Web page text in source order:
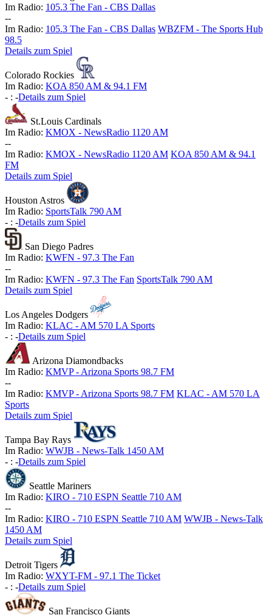
Im Radio: 105.3 The Fan - CBS Dallas
--
Im Radio: 105.3 The Fan - CBS Dallas WBZFM - The Sports Hub
98.5
Details zum Spiel
Colorado Rockies
Im Radio: KOA 850 AM & 94.1 FM
- : -Details zum Spiel
St.Louis Cardinals
Im Radio: KMOX - NewsRadio 1120 AM
--
Im Radio: KMOX - NewsRadio 1120 AM KOA 850 AM & 94.1
FM
Details zum Spiel
Houston Astros
Im Radio: SportsTalk 790 AM
- : -Details zum Spiel
San Diego Padres
Im Radio: KWFN - 97.3 The Fan
--
Im Radio: KWFN - 97.3 The Fan SportsTalk 790 AM
Details zum Spiel
Los Angeles Dodgers
Im Radio: KLAC - AM 570 LA Sports
- : -Details zum Spiel
Arizona Diamondbacks
Im Radio: KMVP - Arizona Sports 98.7 FM
--
Im Radio: KMVP - Arizona Sports 98.7 FM KLAC - AM 570 LA
Sports
Details zum Spiel
Tampa Bay Rays
Im Radio: WWJB - News-Talk 1450 AM
- : -Details zum Spiel
Seattle Mariners
Im Radio: KIRO - 710 ESPN Seattle 710 AM
--
Im Radio: KIRO - 710 ESPN Seattle 710 AM WWJB - News-Talk
1450 AM
Details zum Spiel
Detroit Tigers
Im Radio: WXYT-FM - 97.1 The Ticket
- : -Details zum Spiel
San Francisco Giants